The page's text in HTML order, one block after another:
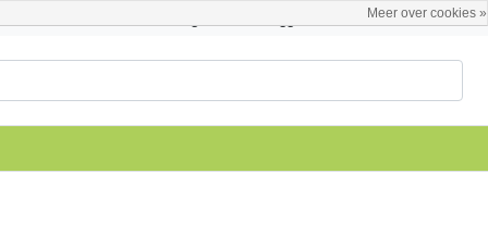
Nederlands
Meer over cookies »